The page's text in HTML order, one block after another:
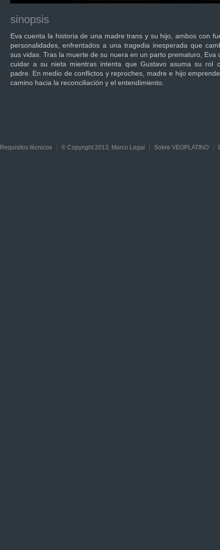
sinopsis
Eva cuenta la historia de una madre trans y su hijo, ambos con
personalidades, enfrentados a una tragedia inesperada que
sus vidas. Tras la muerte de su nuera en un parto prematuro, Eva
cuidar a su nieta mientras intenta que Gustavo asuma su rol
padre. En medio de conflictos y reproches, madre e hijo
camino hacia la reconciliación y el entendimiento.
Requisitos técnicos © Copyright 2013. Marco Legal Sobre VEOPLATINO